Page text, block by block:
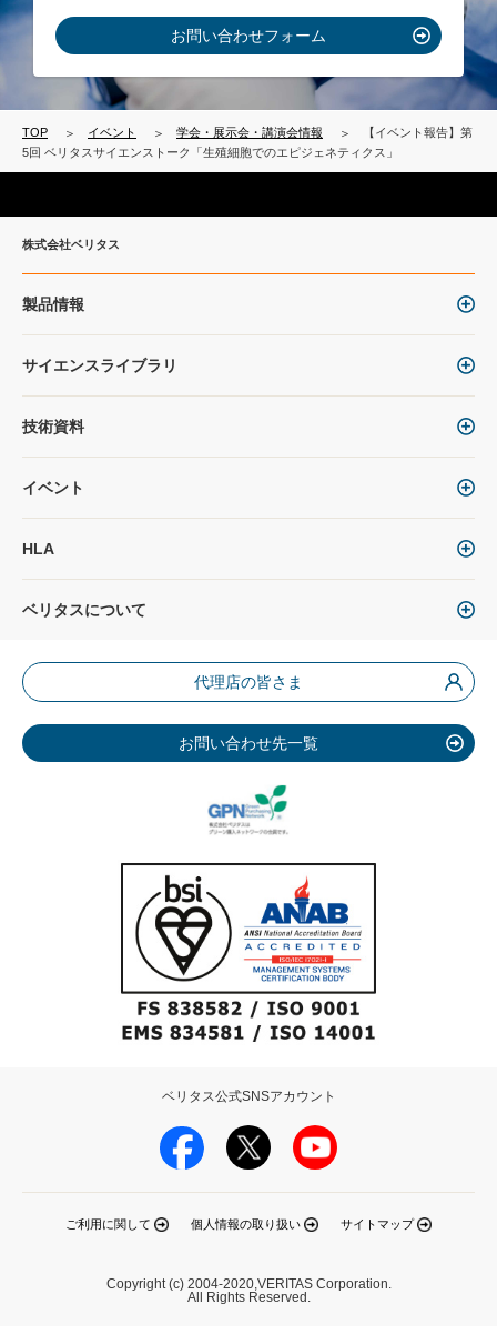
お問い合わせフォーム
TOP イベント 学会・展示会・講演会情報
【イベント報告】第
5回 ベリタスサイエンストーク「生殖細胞でのエピジェネティクス」
株式会社ベリタス
製品情報
サイエンスライブラリ
技術資料
イベント
HLA
ベリタスについて
代理店の皆さま
お問い合わせ先一覧
ご利用に関して 個人情報の取り扱い サイトマップ
ベリタス公式SNSアカウント
Copyright (c) 2004-2020,VERITAS Corporation.
All Rights Reserved.